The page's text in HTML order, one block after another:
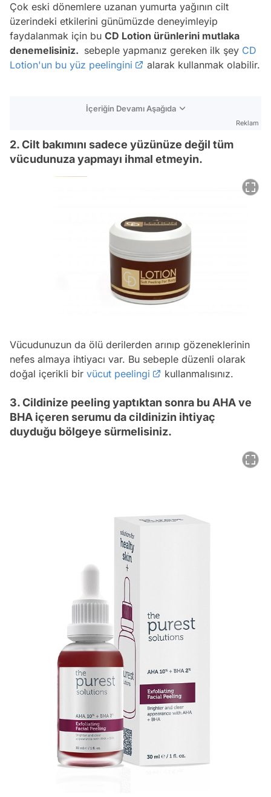
Çok eski dönemlere uzanan yumurta yağının cilt
üzerindeki etkilerini günümüzde deneyimleyip
faydalanmak için bu CD Lotion ürünlerini mutlaka
denemelisiniz. sebeple yapmanız gereken ilk şey CD
Lotion'un bu yüz peelingini
alarak kullanmak olabilir.
İçeriğin Devamı Aşağıda
Reklam
2. Cilt bakımını sadece yüzünüze değil tüm
vücudunuza yapmayı ihmal etmeyin.
Vücudunuzun da ölü derilerden arınıp gözeneklerinin
nefes almaya ihtiyacı var. Bu sebeple düzenli olarak
doğal içerikli bir vücut peelingi kullanmalısınız.
3. Cildinize peeling yaptıktan sonra bu AHA ve
BHA içeren serumu da cildinizin ihtiyaç
duyduğu bölgeye sürmelisiniz.